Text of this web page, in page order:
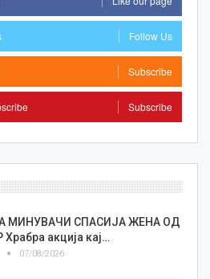
Follow Us
Subscribe
Subscribe
МИНУВАЧИ СПАСИЈА ЖЕНА ОД
акција кај…
07/08/2026